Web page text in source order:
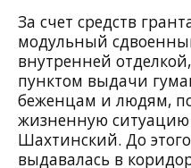
За счет средств
модульный
внутренней
пунктом выдачи
беженцам и людям,
жизненную ситуацию
Шахтинский. До
выдавалась в